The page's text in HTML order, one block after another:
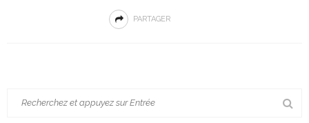
PARTAGER